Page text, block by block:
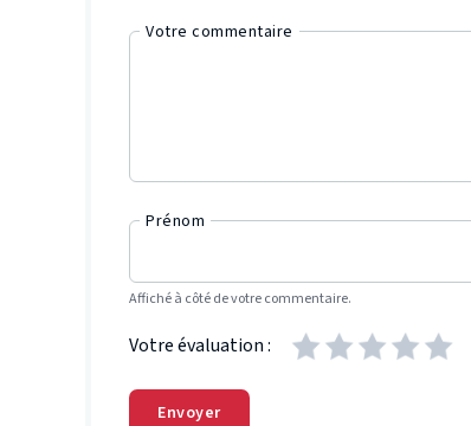
Votre commentaire
Prénom
Affiché à côté de votre commentaire.
Votre évaluation :
Envoyer